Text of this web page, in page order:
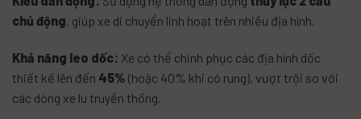
chủ động, giúp xe di chuyển linh hoạt trên nhiều địa hình.
Khả năng leo dốc: Xe có thể chinh phục các địa hình dốc
thiết kế lên đến 45% (hoặc 40% khi có rung), vượt trội so với
các dòng xe lu truyền thống.